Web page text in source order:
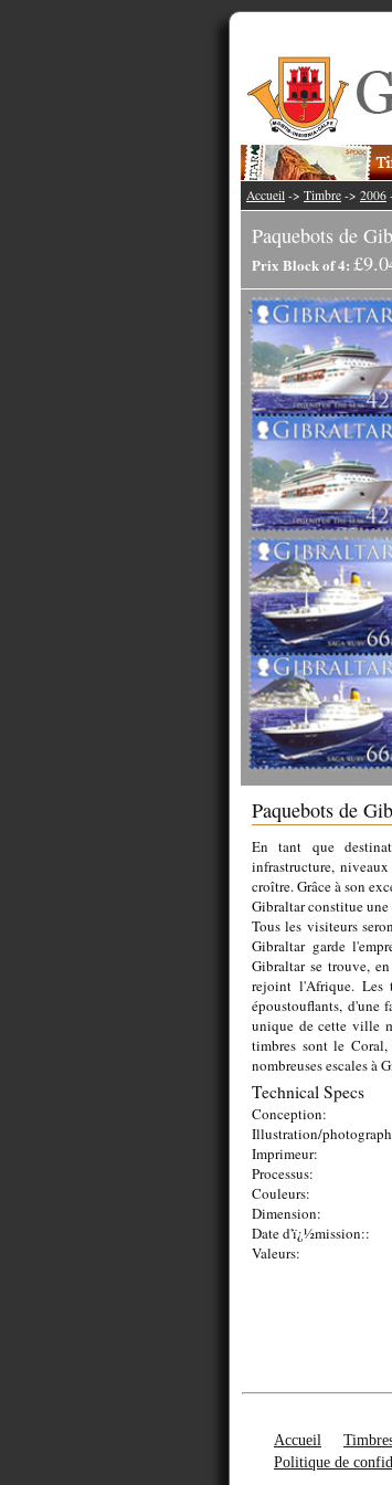
Accueil -> Timbre -> 2006
Paquebots de
Prix Block of 4:
Paquebots de
En tant que
infrastructure,
croître. Grâce à son
Gibraltar constitue
Tous les visiteurs
Gibraltar garde
Gibraltar se trouve,
rejoint l'Afrique. Les
époustouflants, d'une
unique de cette ville
timbres sont le
nombreuses escales à
Technical Specs
Conception:
Illustration/
Imprimeur:
Processus:
Couleurs:
Dimension:
Date d'ï¿½mission::
Valeurs:
Accueil
Politique de